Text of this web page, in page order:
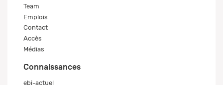
Team
Emplois
Contact
Accès
Médias
Connaissances
ebi-actuel